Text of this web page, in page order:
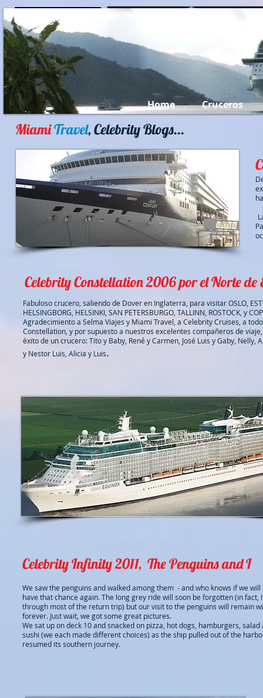
Miami Travel...
MiamiTravel, Celebrity Blogs...
Celebrity Constellation 2006 por el Norte de
Fabuloso crucero, saliendo de Dover en Inglaterra, para visitar OSLO,
HELSINGBORG, HELSINKI, SAN PETERSBURGO, TALLINN, ROSTOCK, y
Agradecimiento a Selma Viajes y Miami Travel, a Celebrity Cruises, a
Constellation, y por supuesto a nuestros excelentes compañeros de
éxito de un crucero: Tito y Baby, René y Carmen, José Luis y Gaby, Nelly,
y Nestor Luis, Alicia y Luis.
Celebrity Infinity 2011, The Penguins and I
We saw the penguins and walked among them - and who knows if we will
have that chance again. The long grey ride will soon be forgotten (in fact,
through most of the return trip) but our visit to the penguins will remain
forever. Just wait, we got some great pictures.
We sat up on deck 10 and snacked on pizza, hot dogs, hamburgers, salad
sushi (we each made different choices) as the ship pulled out of the
resumed its southern journey.
Home Cruceros